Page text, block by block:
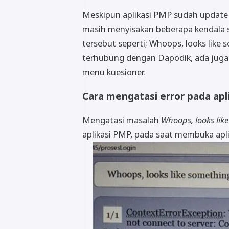
Meskipun aplikasi PMP sudah
masih menyisakan beberapa
tersebut seperti; Whoops, looks like
terhubung dengan Dapodik, ada
menu kuesioner.
Cara mengatasi error pada
Mengatasi masalah Whoops, looks
aplikasi PMP, pada saat membuka